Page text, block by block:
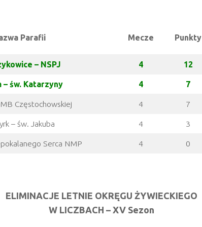
Parafii Mecze Punkty
– NSPJ 4 12
– św. Katarzyny 4 7
Częstochowskiej 4 7
– św. Jakuba 4 3
Serca NMP 4 0
ELIMINACJE LETNIE OKRĘGU ŻYWIECKIEGO
W LICZBACH – XV Sezon